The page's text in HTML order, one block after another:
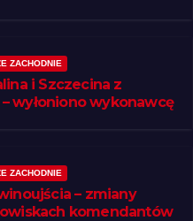
ZACHODNIE
i Szczecina z
wyłoniono wykonawcę
ZACHODNIE
– zmiany
komendantów